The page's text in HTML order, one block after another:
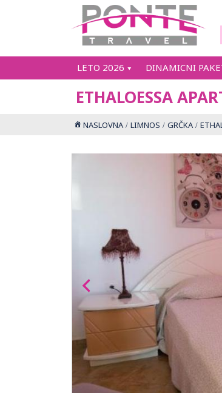
LETO 2026 DINAMICNI
ETHALOESSA
NASLOVNA LIMNOS GRČKA